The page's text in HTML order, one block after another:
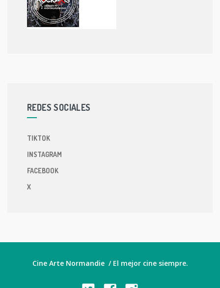
REDES SOCIALES
TIKTOK
INSTAGRAM
FACEBOOK
X
Cine Arte Normandie / El mejor cine siempre.